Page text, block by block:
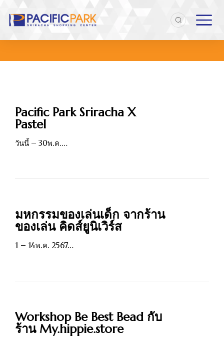
You are here:
Home Article author admin
ADMIN
Pacific Park Sriracha X
Pastel
วันนี้ – 30พ.ค.…
มหกรรมของเล่นเด็ก จากร้าน
ของเล่น คิดส์ยูนิเวิร์ส
1 – 14พ.ค. 2567…
Workshop Be Best Bead กับ
ร้าน My.hippie.store